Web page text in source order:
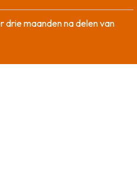
drie maanden na delen van